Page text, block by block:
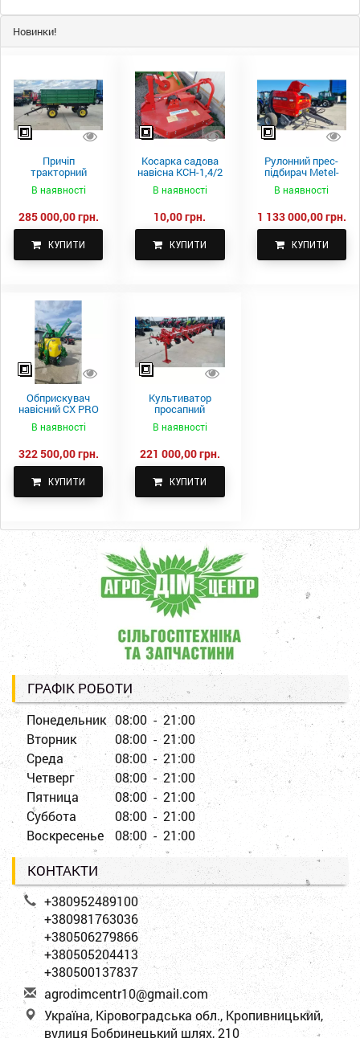
Новинки!
Причіп
тракторний
самоскидний
Spike 2 ПТС-4
В наявності
285 000,00 грн.
КУПИТИ
Косарка садова
навісна КСН-1,4/2
В наявності
10,00 грн.
КУПИТИ
Рулонний прес-
підбирач Metel-
Fach Z 587
В наявності
1 133 000,00 грн.
КУПИТИ
Обприскувач
навісний CX PRO
В наявності
322 500,00 грн.
КУПИТИ
Культиватор
просапний
КПН-5,6-05
В наявності
221 000,00 грн.
КУПИТИ
ГРАФІК РОБОТИ
Понедельник 08:00 - 21:00
Вторник
08:00 - 21:00
Среда
08:00 - 21:00
Четверг
08:00 - 21:00
Пятница
08:00 - 21:00
Суббота
08:00 - 21:00
Воскресенье
08:00 - 21:00
КОНТАКТИ
+380952489100
+380981763036
+380506279866
+380505204413
+380500137837
agrodimcentr10@gmail.com
Україна, Кіровоградська обл., Кропивницький,
вулиця Бобринецький шлях, 210